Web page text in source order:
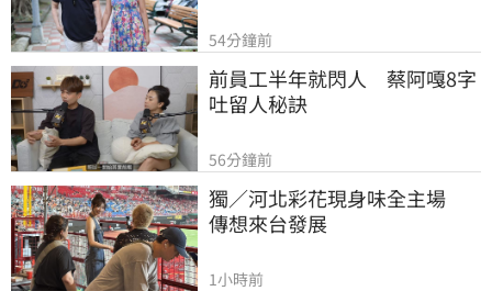
54分鐘前
前員工半年就閃人　蔡阿嘎8字
吐留人秘訣
56分鐘前
獨／河北彩花現身味全主場
傳想來台發展
1小時前